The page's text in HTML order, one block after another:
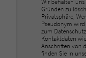
Wir behalten
Gründen zu
Privatsphäre;
Pseudonym
zum
Kontaktdaten
Anschriften von
finden Sie in